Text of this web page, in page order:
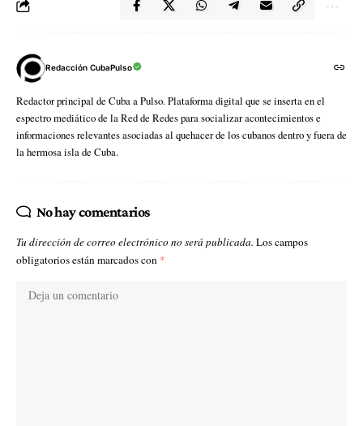
Redacción CubaPulso
Redactor principal de Cuba a Pulso. Plataforma digital que se inserta en el
espectro mediático de la Red de Redes para socializar acontecimientos e
informaciones relevantes asociadas al quehacer de los cubanos dentro y fuera de
la hermosa isla de Cuba.
No hay comentarios
Tu dirección de correo electrónico no será publicada. Los campos
obligatorios están marcados con *